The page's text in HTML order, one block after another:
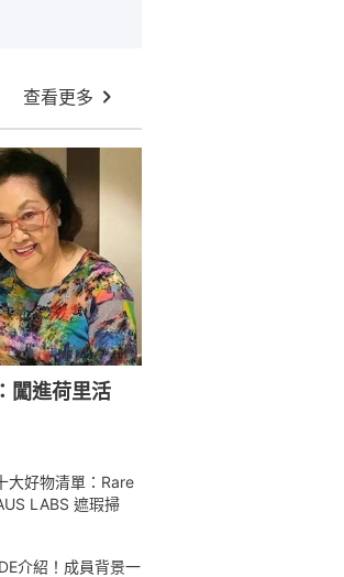
查看更多
闖進荷里活
大好物清單：Rare
LABS 遮瑕掃
介紹！成員背景一